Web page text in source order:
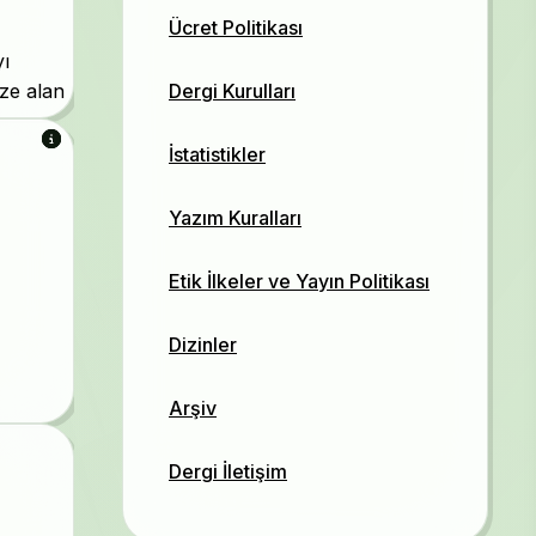
alan
Ücret Politikası
Dergi Kurulları
İstatistikler
Yazım Kuralları
Etik İlkeler ve Yayın Politikası
Dizinler
Arşiv
Dergi İletişim